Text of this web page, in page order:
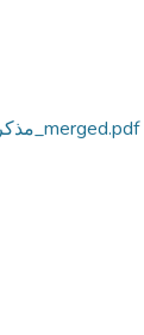
مذكرة تخرج 2019_merged.pdf